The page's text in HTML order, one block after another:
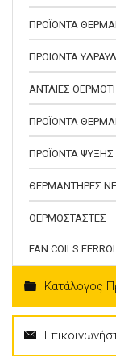
ΠΡΟΪΟΝΤΑ
ΠΡΟΪΟΝΤΑ
ΑΝΤΛΙΕΣ
ΠΡΟΪΟΝΤΑ
ΠΡΟΪΟΝΤΑ ΨΥΞΗΣ
ΘΕΡΜΑΝΤΗΡΕΣ
ΘΕΡΜΟΣΤΑΣΤΕΣ –
FAN COILS
Κατάλογος